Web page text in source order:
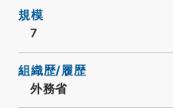
規模
7
組織歴/履歴
外務省